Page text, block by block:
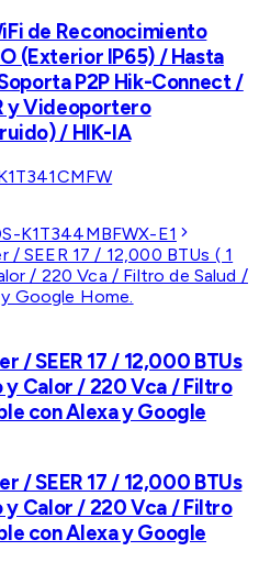
de Reconocimiento
(Exterior IP65) / Hasta
P2P Hik-Connect /
y Videoportero
/ HIK-IA
K1T344MBFWX-E1
/ SEER 17 / 12,000 BTUs
y Calor / 220 Vca / Filtro
con Alexa y Google
/ SEER 17 / 12,000 BTUs
y Calor / 220 Vca / Filtro
con Alexa y Google